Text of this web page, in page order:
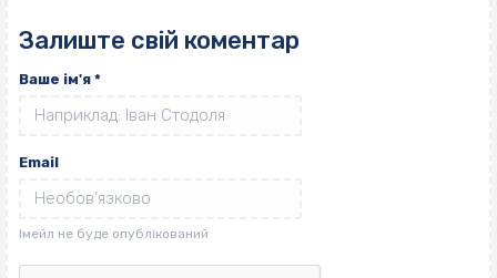
Залиште свій коментар
Ваше ім'я *
Email